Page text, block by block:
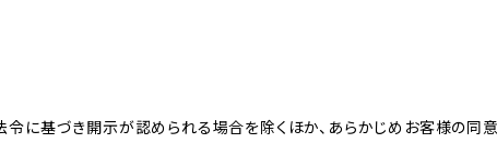
令に基づき開示が認められる場合を除くほか、あらかじめお客様の同